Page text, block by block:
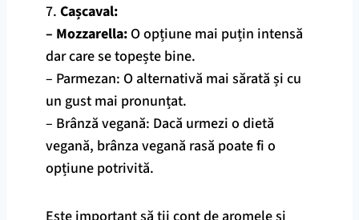
7. Cașcaval:
– Mozzarella: O opțiune mai puțin intensă
dar care se topește bine.
– Parmezan: O alternativă mai sărată și cu
un gust mai pronunțat.
– Brânză vegană: Dacă urmezi o dietă
vegană, brânza vegană rasă poate fi o
opțiune potrivită.